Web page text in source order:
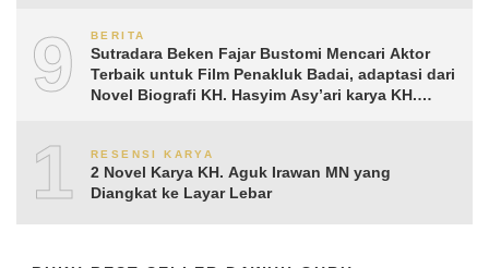
9 BERITA
Sutradara Beken Fajar Bustomi Mencari Aktor
Terbaik untuk Film Penakluk Badai, adaptasi dari
Novel Biografi KH. Hasyim Asy’ari karya KH.
10RESENSI KARYA
2 Novel Karya KH. Aguk Irawan MN yang
Diangkat ke Layar Lebar